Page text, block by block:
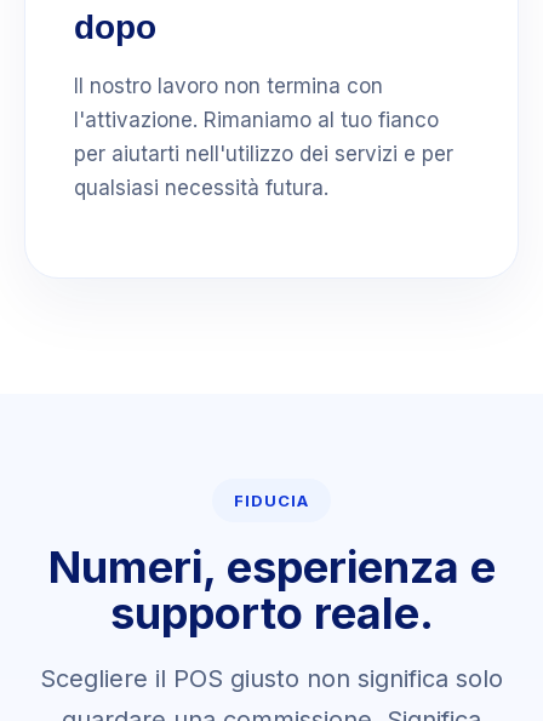
dopo
Il nostro lavoro non termina con
l'attivazione. Rimaniamo al tuo fianco
per aiutarti nell'utilizzo dei servizi e per
qualsiasi necessità futura.
FIDUCIA
Numeri, esperienza e
supporto reale.
Scegliere il POS giusto non significa solo